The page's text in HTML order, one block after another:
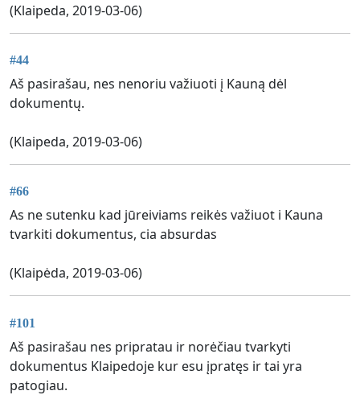
(Klaipeda, 2019-03-06)
#44
Aš pasirašau, nes nenoriu važiuoti į Kauną dėl
dokumentų.
(Klaipeda, 2019-03-06)
#66
As ne sutenku kad jūreiviams reikės važiuot i Kauna
tvarkiti dokumentus, cia absurdas
(Klaipėda, 2019-03-06)
#101
Aš pasirašau nes pripratau ir norėčiau tvarkyti
dokumentus Klaipedoje kur esu įpratęs ir tai yra
patogiau.